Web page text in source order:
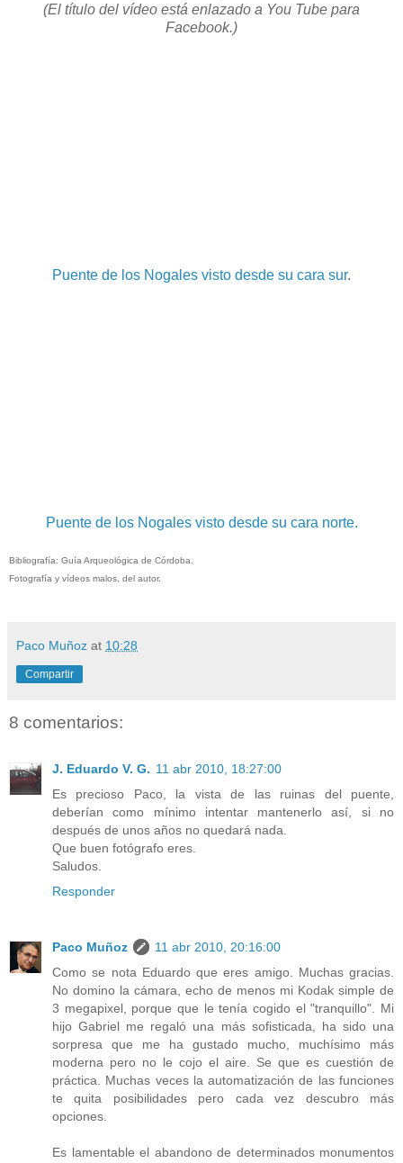
(El título del vídeo está enlazado a You Tube para
Facebook.)
Puente de los Nogales visto desde su cara sur.
Puente de los Nogales visto desde su cara norte.
Bibliografía: Guía Arqueológica de Córdoba.
Fotografía y vídeos malos, del autor.
Paco Muñoz at 10:28
Compartir
8 comentarios:
J. Eduardo V. G. 11 abr 2010, 18:27:00
Es precioso Paco, la vista de las ruinas del puente,
deberían como mínimo intentar mantenerlo así, si no
después de unos años no quedará nada.
Que buen fotógrafo eres.
Saludos.
Responder
Paco Muñoz
11 abr 2010, 20:16:00
Como se nota Eduardo que eres amigo. Muchas gracias.
No domino la cámara, echo de menos mi Kodak simple de
3 megapixel, porque que le tenía cogido el "tranquillo". Mi
hijo Gabriel me regaló una más sofisticada, ha sido una
sorpresa que me ha gustado mucho, muchísimo más
moderna pero no le cojo el aire. Se que es cuestión de
práctica. Muchas veces la automatización de las funciones
te quita posibilidades pero cada vez descubro más
opciones.
Es lamentable el abandono de determinados monumentos